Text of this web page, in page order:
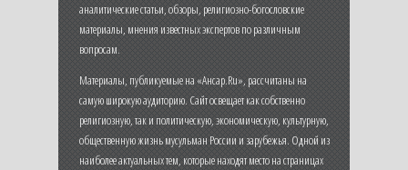
аналитические статьи, обзоры, религиозно-богословские
материалы, мнения известных экспертов по различным
вопросам.
Материалы, публикуемые на «Ансар.Ru», рассчитаны на
самую широкую аудиторию. Сайт освещает как собственно
религиозную, так и политическую, экономическую, культурную,
общественную жизнь мусульман России и зарубежья. Одной из
наиболее актуальных тем, которые находят место на страницах